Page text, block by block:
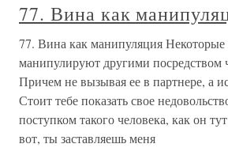
77. Вина как
77. Вина как манипуляция
манипулируют другими посредством
Причем не вызывая ее в партнере, а
Стоит тебе показать свое
поступком такого человека, как он
вот, ты заставляешь меня